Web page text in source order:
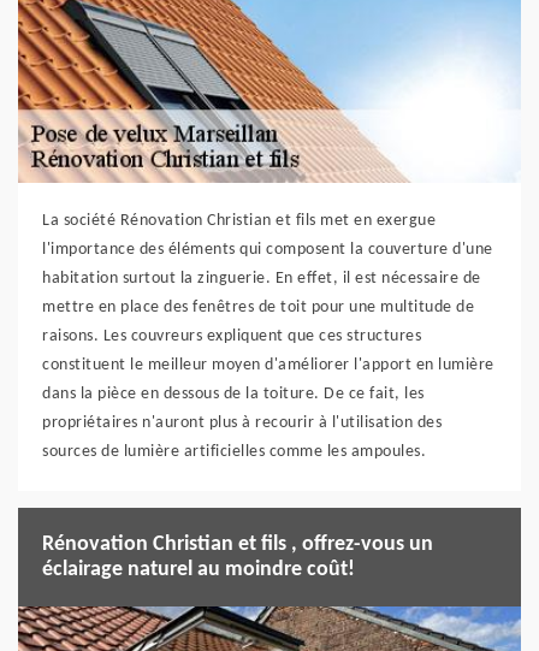
La société Rénovation Christian et fils met en exergue
l'importance des éléments qui composent la couverture d'une
habitation surtout la zinguerie. En effet, il est nécessaire de
mettre en place des fenêtres de toit pour une multitude de
raisons. Les couvreurs expliquent que ces structures
constituent le meilleur moyen d'améliorer l'apport en lumière
dans la pièce en dessous de la toiture. De ce fait, les
propriétaires n'auront plus à recourir à l'utilisation des
sources de lumière artificielles comme les ampoules.
Rénovation Christian et fils , offrez-vous un
éclairage naturel au moindre coût!